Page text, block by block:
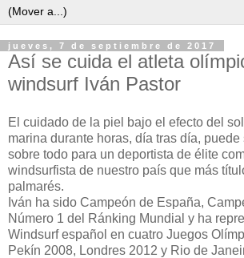
jueves, 7 de septiembre de 2017
Así se cuida el atleta
windsurf Iván Pastor
El cuidado de la piel bajo el efecto del
marina durante horas, día tras día, puede
sobre todo para un deportista de élite
windsurfista de nuestro país que más
palmarés.
Iván ha sido Campeón de España,
Número 1 del Ránking Mundial y ha
Windsurf español en cuatro Juegos
Pekín 2008, Londres 2012 y Rio de